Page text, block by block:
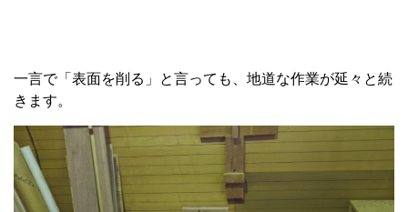
一言で「表面を削る」と言っても、地道な作業が延々と続
きます。